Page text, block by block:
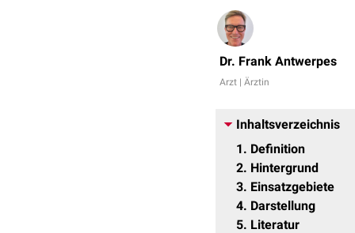
Dr. Frank Antwerpes
Arzt | Ärztin
Inhaltsverzeichnis
1
Definition
2 Hintergrund
3 Einsatzgebiete
4 Darstellung
5 Literatur